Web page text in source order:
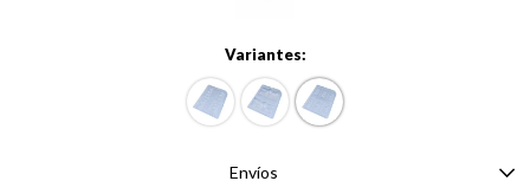
Variantes:
Envíos